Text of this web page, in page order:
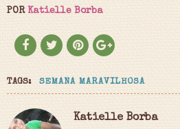
PORKatielle Borba
TAGS: SEMANA MARAVILHOSA
Katielle Borba